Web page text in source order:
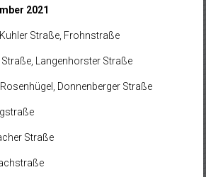
2021
Straße, Frohnstraße
Straße, Langenhorster Straße
Donnenberger Straße
Straße